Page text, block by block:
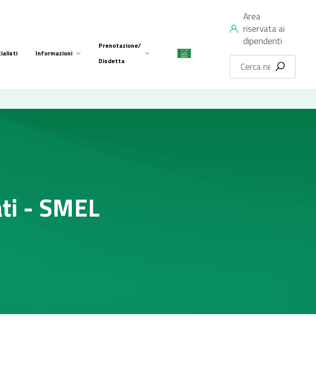
Informazioni
Prenotazione/
Disdetta
Area
riservata ai
dipendenti
- SMEL